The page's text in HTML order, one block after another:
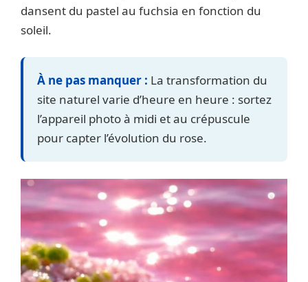
dansent du pastel au fuchsia en fonction du
soleil.
À ne pas manquer : La transformation du
site naturel varie d’heure en heure : sortez
l’appareil photo à midi et au crépuscule
pour capter l’évolution du rose.